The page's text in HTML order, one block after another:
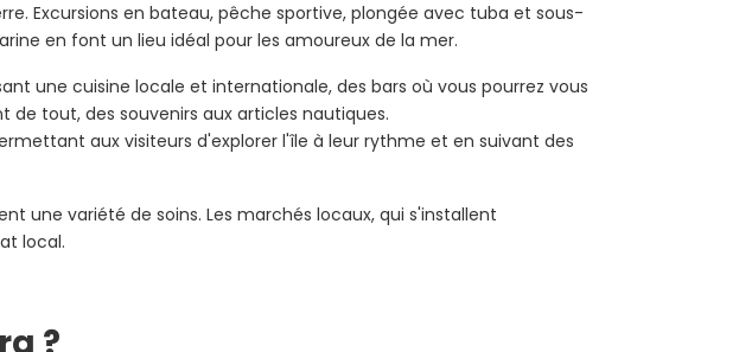
Excursions en bateau, pêche sportive, plongée avec tuba et sous-
en font un lieu idéal pour les amoureux de la mer.
une cuisine locale et internationale, des bars où vous pourrez vous
tout, des souvenirs aux articles nautiques.
aux visiteurs d'explorer l'île à leur rythme et en suivant des
une variété de soins. Les marchés locaux, qui s'installent
local.